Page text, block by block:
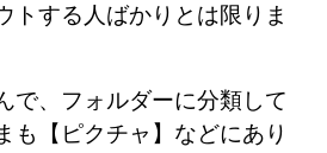
トする人ばかりとは限りま
で、フォルダーに分類して
も【ピクチャ】などにあり